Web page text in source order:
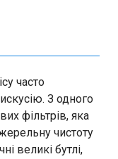
часто
З одного
фільтрів, яка
чистоту
великі бутлі,